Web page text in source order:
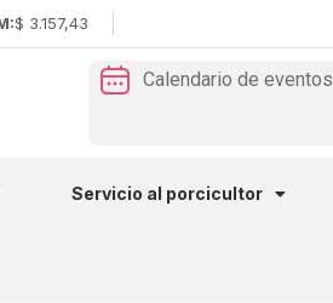
$ 3.157,43
Calendario de eventos
Servicio al porcicultor